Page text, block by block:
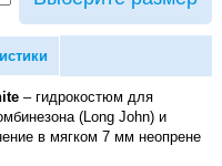
– гидрокостюм для
(Long John) и
в мягком 7 мм неопрене